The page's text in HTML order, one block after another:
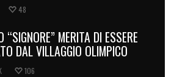
48
“SIGNORE” MERITA DI ESSERE
DAL VILLAGGIO OLIMPICO
106